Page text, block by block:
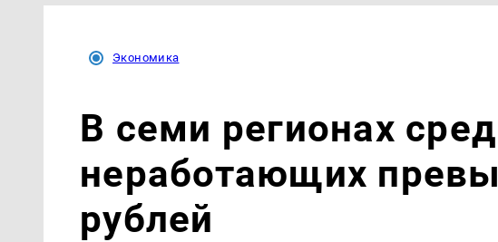
Экономика
В семи регионах
неработающих
рублей